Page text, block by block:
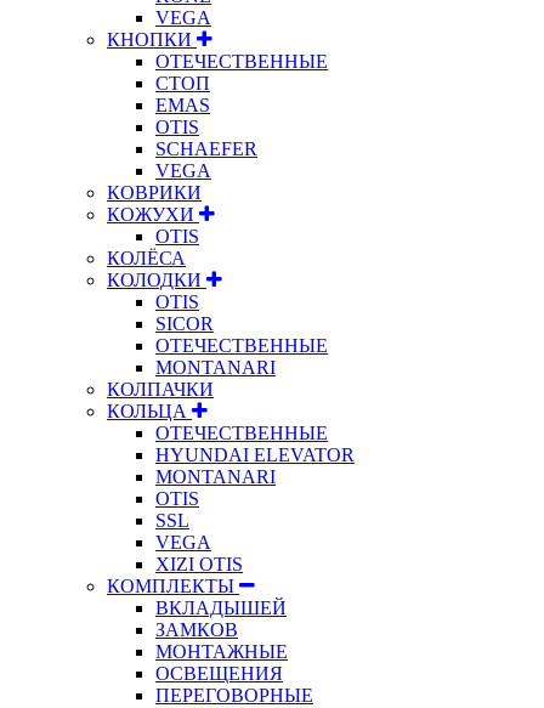
VEGA
КНОПКИ
ОТЕЧЕСТВЕННЫЕ
СТОП
EMAS
OTIS
SCHAEFER
VEGA
КОВРИКИ
КОЖУХИ
OTIS
КОЛЁСА
КОЛОДКИ
OTIS
SICOR
ОТЕЧЕСТВЕННЫЕ
MONTANARI
КОЛПАЧКИ
КОЛЬЦА
ОТЕЧЕСТВЕННЫЕ
HYUNDAI ELEVATOR
MONTANARI
OTIS
SSL
VEGA
XIZI OTIS
КОМПЛЕКТЫ
ВКЛАДЫШЕЙ
ЗАМКОВ
МОНТАЖНЫЕ
ОСВЕЩЕНИЯ
ПЕРЕГОВОРНЫЕ